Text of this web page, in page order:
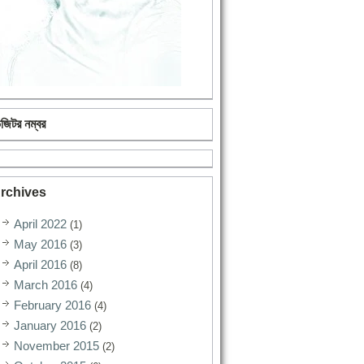
নম্বর
April 2022 (1)
May 2016 (3)
April 2016 (8)
March 2016 (4)
February 2016 (4)
January 2016 (2)
November 2015 (2)